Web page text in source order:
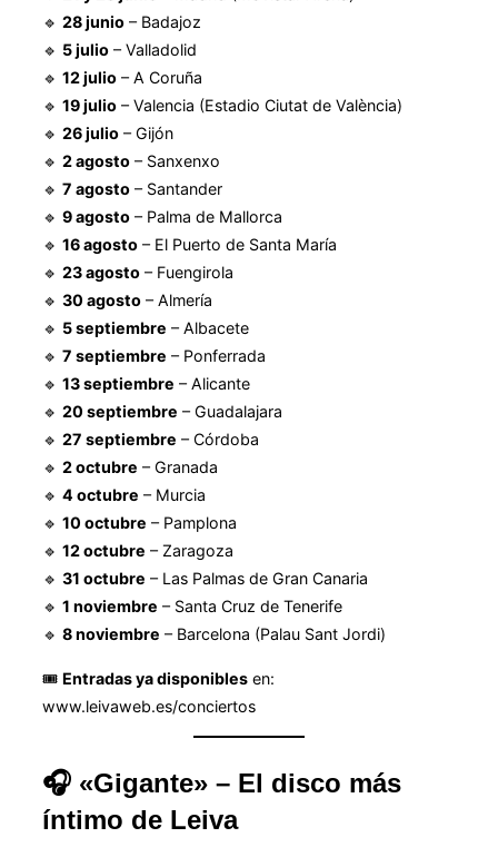
🔹 28 junio – Badajoz
🔹 5 julio – Valladolid
🔹 12 julio – A Coruña
🔹 19 julio – Valencia (Estadio Ciutat de València)
🔹 26 julio – Gijón
🔹 2 agosto – Sanxenxo
🔹 7 agosto – Santander
🔹 9 agosto – Palma de Mallorca
🔹 16 agosto – El Puerto de Santa María
🔹 23 agosto – Fuengirola
🔹 30 agosto – Almería
🔹 5 septiembre – Albacete
🔹 7 septiembre – Ponferrada
🔹 13 septiembre – Alicante
🔹 20 septiembre – Guadalajara
🔹 27 septiembre – Córdoba
🔹 2 octubre – Granada
🔹 4 octubre – Murcia
🔹 10 octubre – Pamplona
🔹 12 octubre – Zaragoza
🔹 31 octubre – Las Palmas de Gran Canaria
🔹 1 noviembre – Santa Cruz de Tenerife
🔹 8 noviembre – Barcelona (Palau Sant Jordi)
🎟️ Entradas ya disponibles en:
www.leivaweb.es/conciertos
🎧 «Gigante» – El disco más
íntimo de Leiva